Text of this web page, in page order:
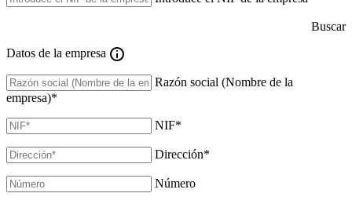
Buscar
Datos de la empresa
Razón social (Nombre de la
empresa)*
NIF*
Dirección*
Número